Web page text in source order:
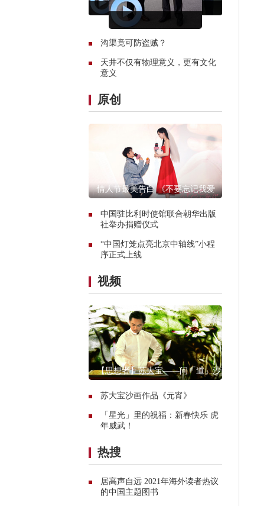
沟渠竟可防盗贼？
天井不仅有物理意义，更有文化
意义
原创
情人节最美告白 《不要忘记我爱
中国驻比利时使馆联合朝华出版
社举办捐赠仪式
“中国灯笼点亮北京中轴线”小程
序正式上线
视频
【思想者】苏大宝——问「道」沙画
苏大宝沙画作品《元宵》
「星光」里的祝福：新春快乐 虎
年威武！
热搜
居高声自远 2021年海外读者热议
的中国主题图书